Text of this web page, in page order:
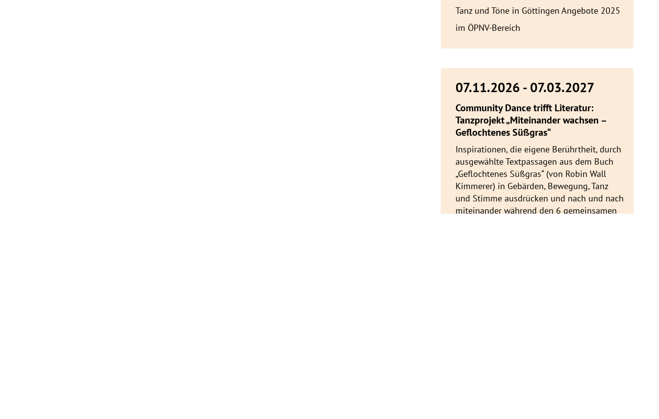
Tanz und Töne in Göttingen Angebote 2025
im ÖPNV-Bereich
07.11.2026 - 07.03.2027
Community Dance trifft Literatur:
Tanzprojekt „Miteinander wachsen –
Geflochtenes Süßgras“
Inspirationen, die eigene Berührtheit, durch
ausgewählte Textpassagen aus dem Buch
„Geflochtenes Süßgras“ (von Robin Wall
Kimmerer) in Gebärden, Bewegung, Tanz
und Stimme ausdrücken und nach und nach
miteinander während den 6 gemeinsamen